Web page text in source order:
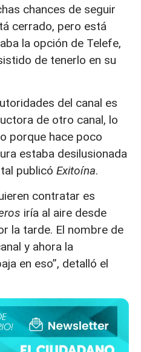
chances de seguir
cerrado, pero está
la opción de Telefe,
de tenerlo en su
del canal es
de otro canal, lo
porque hace poco
estaba desilusionada
publicó Exitoína.
contratar es
iría al aire desde
la tarde. El nombre de
y ahora la
en eso”, detalló el